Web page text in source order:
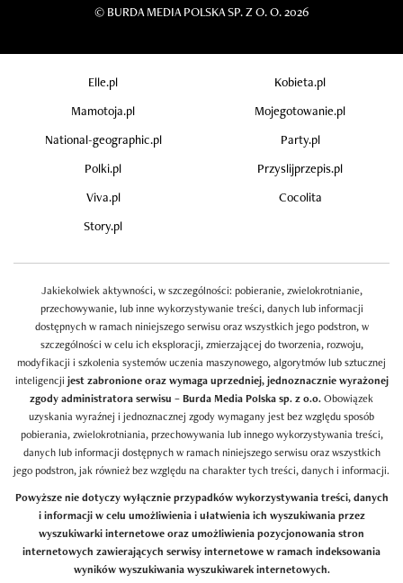
© BURDA MEDIA POLSKA SP. Z O. O. 2026
Elle.pl
Kobieta.pl
Mamotoja.pl
Mojegotowanie.pl
National-geographic.pl
Party.pl
Polki.pl
Przyslijprzepis.pl
Viva.pl
Cocolita
Story.pl
Jakiekolwiek aktywności, w szczególności: pobieranie, zwielokrotnianie,
przechowywanie, lub inne wykorzystywanie treści, danych lub informacji
dostępnych w ramach niniejszego serwisu oraz wszystkich jego podstron, w
szczególności w celu ich eksploracji, zmierzającej do tworzenia, rozwoju,
modyfikacji i szkolenia systemów uczenia maszynowego, algorytmów lub sztucznej
inteligencji jest zabronione oraz wymaga uprzedniej, jednoznacznie wyrażonej
zgody administratora serwisu – Burda Media Polska sp. z o.o.Obowiązek
uzyskania wyraźnej i jednoznacznej zgody wymagany jest bez względu sposób
pobierania, zwielokrotniania, przechowywania lub innego wykorzystywania treści,
danych lub informacji dostępnych w ramach niniejszego serwisu oraz wszystkich
jego podstron, jak również bez względu na charakter tych treści, danych i informacji.
Powyższe nie dotyczy wyłącznie przypadków wykorzystywania treści, danych
i informacji w celu umożliwienia i ułatwienia ich wyszukiwania przez
wyszukiwarki internetowe oraz umożliwienia pozycjonowania stron
internetowych zawierających serwisy internetowe w ramach indeksowania
wyników wyszukiwania wyszukiwarek internetowych.